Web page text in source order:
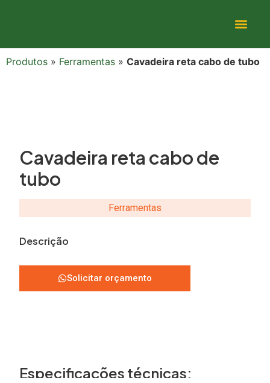
Produtos » Ferramentas » Cavadeira reta cabo de tubo
Cavadeira reta cabo de
tubo
Ferramentas
Descrição
Solicitar orçamento
Especificações técnicas: